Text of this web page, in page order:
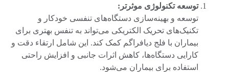
توسعه تکنولوژی موثرتر:
توسعه و بهینه‌سازی دستگاه‌های تنفسی خودکار و
تکنیک‌های تحریک الکتریکی می‌تواند به تنفس بهتری برای
بیماران با فلج دیافراگم کمک کند. این شامل ارتقاء دقت و
کارایی دستگاه‌ها، کاهش اثرات جانبی و افزایش راحتی
استفاده برای بیماران می‌شود.